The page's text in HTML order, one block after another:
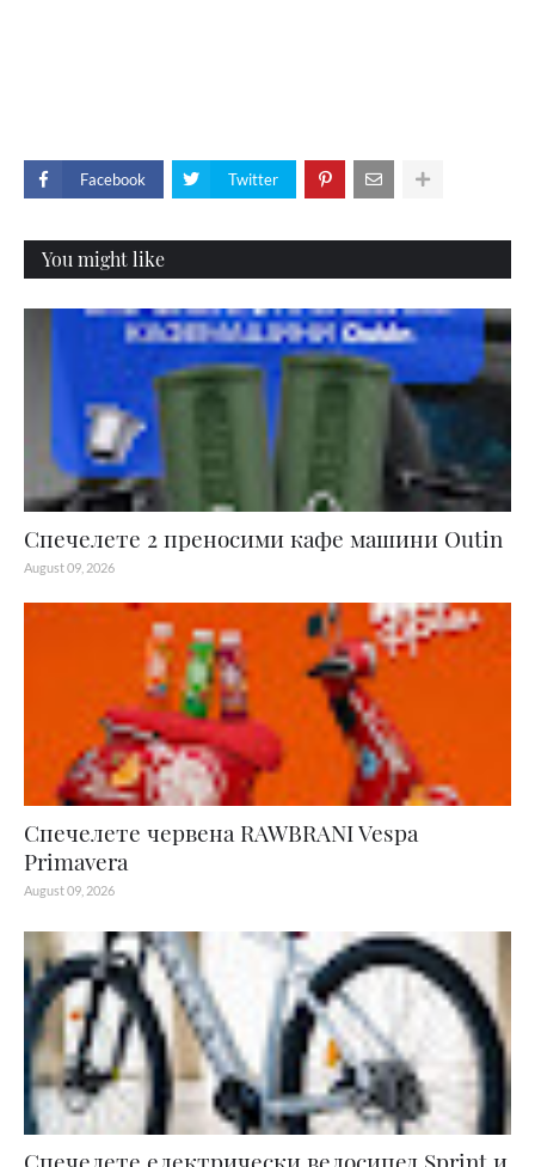
Facebook Twitter
You might like
Спечелете 2 преносими кафе машини Outin
August 09, 2026
Спечелете червена RAWBRANI Vespa
Primavera
August 09, 2026